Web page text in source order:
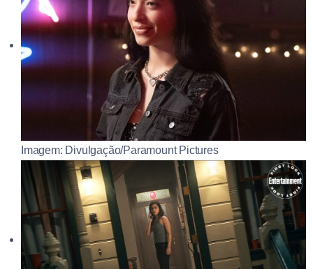
Imagem: Divulgação/Paramount Pictures